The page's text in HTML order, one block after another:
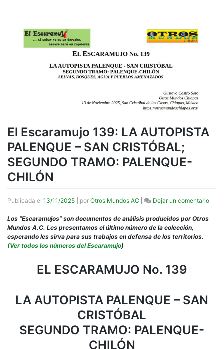
El Escaramujo 139: LA AUTOPISTA
PALENQUE – SAN CRISTÓBAL;
SEGUNDO TRAMO: PALENQUE-
CHILÓN
Publicada el 13/11/2025 por Otros Mundos AC Dejar un comentarioen
Los “Escaramujos” son documentos de análisis producidos por Otros
Mundos A.C. Les presentamos el último número de la colección,
esperando les sirva para sus trabajos en defensa de los territorios.
(Ver todos los números del Escaramujo)
EL ESCARAMUJO No. 139
LA AUTOPISTA PALENQUE – SAN
CRISTÓBAL
SEGUNDO TRAMO: PALENQUE-
CHILÓN